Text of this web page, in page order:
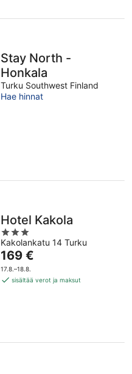
Stay North -
Honkala
Turku Southwest Finland
Hae hinnat
Hotel Kakola
3
out
of
5
Kakolankatu 14 Turku
Hinta
on
169 €
169 €
17.8.–18.8.
sisältää verot ja maksut